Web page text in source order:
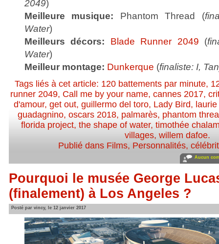
2049)
Meilleure musique: Phantom Thread (
Water)
Meilleurs décors:
Blade Runner 2049 (
Water)
Meilleur montage: Dunkerque (finaliste: I,
Tags liés à cet article: 120 battements par minute,
runner 2049, Call me by your name,cannes 2017,
d'amour, get out, guillermo del toro, Lady Bird,
guadagnino, oscars 2018, palmarès, phantom
florida project, the shape of water, timothée
villages,willem dafoe.
Publié dans Films, Personnalités,
Aucun
Pourquoi le musée George
(finalement) à Los Angeles ?
Posté par vincy, le 12 janvier 2017